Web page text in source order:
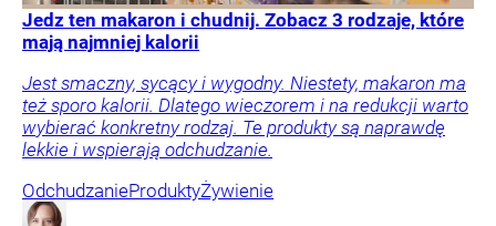
Jedz ten makaron i chudnij. Zobacz 3 rodzaje, które
mają najmniej kalorii
Jest smaczny, sycący i wygodny. Niestety, makaron ma
też sporo kalorii. Dlatego wieczorem i na redukcji warto
wybierać konkretny rodzaj. Te produkty są naprawdę
lekkie i wspierają odchudzanie.
OdchudzanieProduktyŻywienie